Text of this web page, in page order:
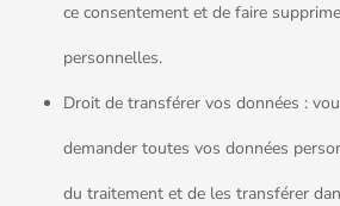
ce consentement et de faire
personnelles.
Droit de transférer vos données :
demander toutes vos données
du traitement et de les transférer